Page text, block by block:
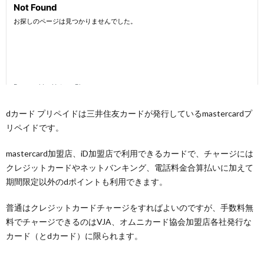
dカード プリペイドは三井住友カードが発行しているmastercardプ
リペイドです。
mastercard加盟店、iD加盟店で利用できるカードで、チャージには
クレジットカードやネットバンキング、電話料金合算払いに加えて
期間限定以外のdポイントも利用できます。
普通はクレジットカードチャージをすればよいのですが、手数料無
料でチャージできるのはVJA、オムニカード協会加盟店各社発行な
カード（とdカード）に限られます。